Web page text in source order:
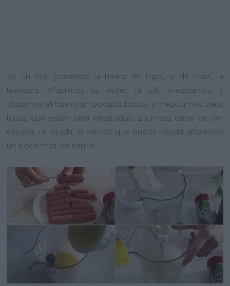
En un bol, ponemos la harina de trigo, la de maíz, la
levadura. Añadimos la leche, la sal, mezclamos y
añadimos el huevo un poquito batido y mezclamos bien,
hasta que estén bien integrados. La masa debe de ser
espesa, ni líquida, si vemos que queda líquida añadimos
un poco más de harina.